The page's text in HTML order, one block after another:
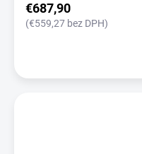
€687,90
(€559,27 bez DPH)